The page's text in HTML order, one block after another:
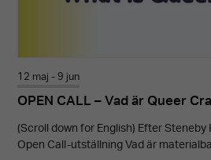
12 maj - 9 jun
OPEN CALL – Vad är Queer
(Scroll down for English) Efter
Open Call-utställning Vad är